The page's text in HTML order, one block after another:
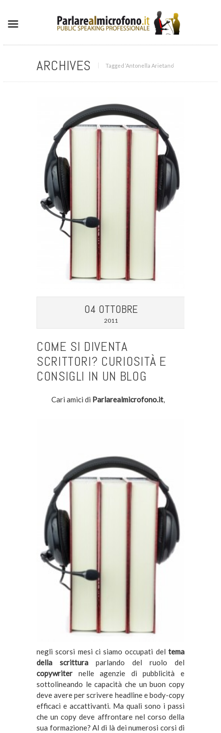
ARCHIVES Tagged ‘Antonella Arietano‘
04 OTTOBRE
2011
COME SI DIVENTA
SCRITTORI? CURIOSITÀ E
CONSIGLI IN UN BLOG
Cari amici di Parlarealmicrofono.it,
negli scorsi mesi ci siamo occupati del tema
della scritturaparlando del ruolo del
copywriternelle agenzie di pubblicità e
sottolineando le capacità che un buon copy
deve avere per scrivere headline e body-copy
efficaci e accattivanti. Ma quali sono i passi
che un copy deve affrontare nel corso della
sua formazione? Al di là dei numerosi corsi di